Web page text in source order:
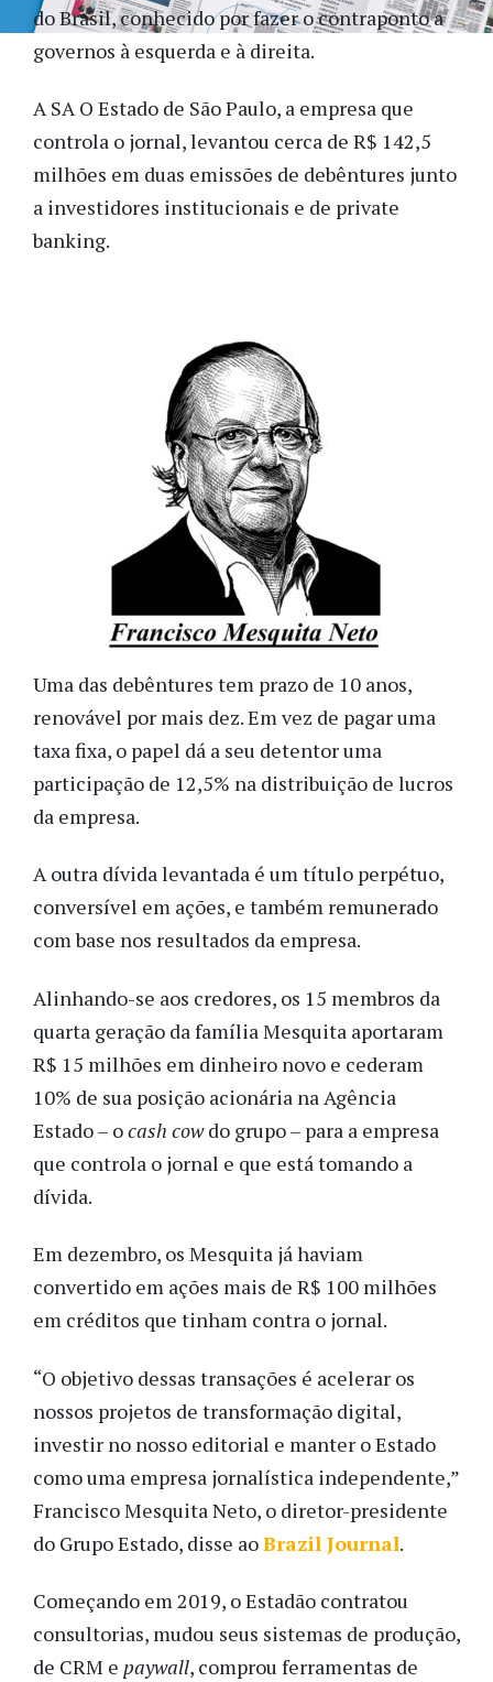
do Brasil, conhecido por fazer o contraponto a
governos à esquerda e à direita.
A SA O Estado de São Paulo, a empresa que
controla o jornal, levantou cerca de R$ 142,5
milhões em duas emissões de debêntures junto
a investidores institucionais e de private
banking.
Uma das debêntures tem prazo de 10 anos,
renovável por mais dez. Em vez de pagar uma
taxa fixa, o papel dá a seu detentor uma
participação de 12,5% na distribuição de lucros
da empresa.
A outra dívida levantada é um título perpétuo,
conversível em ações, e também remunerado
com base nos resultados da empresa.
Alinhando-se aos credores, os 15 membros da
quarta geração da família Mesquita aportaram
R$ 15 milhões em dinheiro novo e cederam
10% de sua posição acionária na Agência
Estado – ocash cowdo grupo – para a empresa
que controla o jornal e que está tomando a
dívida.
Em dezembro, os Mesquita já haviam
convertido em ações mais de R$ 100 milhões
em créditos que tinham contra o jornal.
“O objetivo dessas transações é acelerar os
nossos projetos de transformação digital,
investir no nosso editorial e manter o Estado
como uma empresa jornalística independente,”
Francisco Mesquita Neto, o diretor-presidente
do Grupo Estado, disse aoBrazil Journal.
Começando em 2019, o Estadão contratou
consultorias, mudou seus sistemas de produção,
de CRM e paywall, comprou ferramentas de